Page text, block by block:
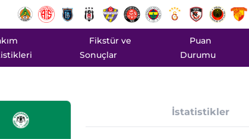
Fikstür ve
Sonuçlar
Puan
Durumu
İstatistikler